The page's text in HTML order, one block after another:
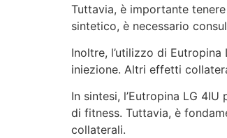
Tuttavia, è importante
sintetico, è necessario
Inoltre, l’utilizzo di
iniezione. Altri effetti
In sintesi, l’Eutropina LG
di fitness. Tuttavia, è
collaterali.